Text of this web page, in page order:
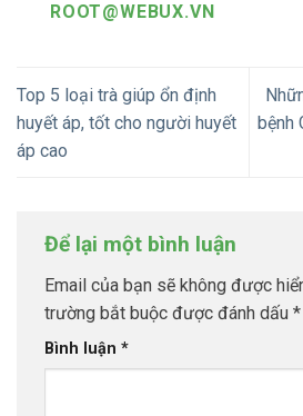
ROOT@WEBUX.VN
Top 5 loại trà giúp ổn định
huyết áp, tốt cho người huyết
áp cao
bệnh
Để lại một bình luận
Email của bạn sẽ không được
trường bắt buộc được đánh dấu *
Bình luận *